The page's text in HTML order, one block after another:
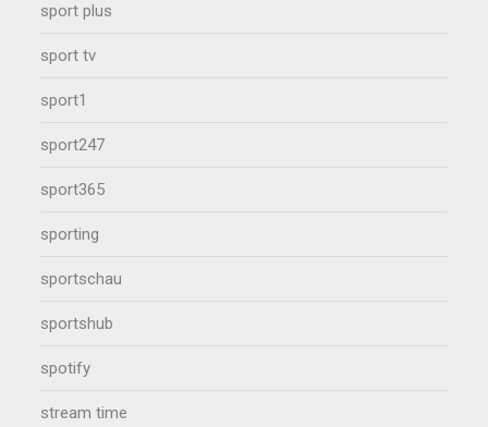
sport plus
sport tv
sport1
sport247
sport365
sporting
sportschau
sportshub
spotify
stream time